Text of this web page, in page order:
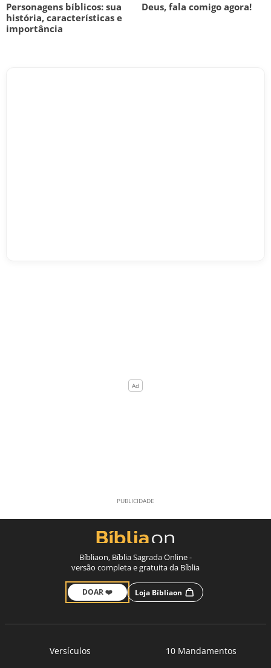
Personagens bíblicos: sua
história, características e
importância
Deus, fala comigo agora!
Bíbliaon, Bíblia Sagrada Online -
versão completa e gratuita da Bíblia
DOAR ❤️ Loja Bíbliaon
Versículos 10 Mandamentos